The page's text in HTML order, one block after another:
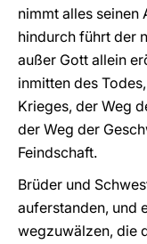
nimmt alles seinen
hindurch führt der
außer Gott allein
inmitten des
Krieges, der Weg
der Weg der
Feindschaft.
Brüder und
auferstanden, und
wegzuwälzen, die